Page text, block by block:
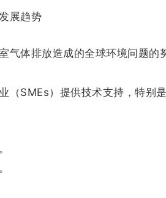
展趋势
气体排放造成的全球环境问题的
（SMEs）提供技术支持，特别